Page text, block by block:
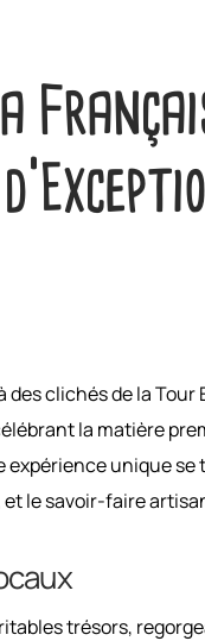
des clichés de la
la matière
expérience unique
le savoir-faire
trésors,